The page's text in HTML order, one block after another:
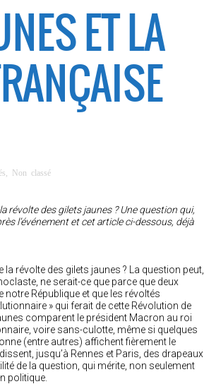
ET LA
Non classé
révolte des gilets jaunes ? Une question qui,
l’événement et cet article ci-dessous, déjà
révolte des gilets jaunes ? La question peut,
ne serait-ce que parce que deux
République et que les révoltés
» qui ferait de cette Révolution de
comparent le président Macron au roi
voire sans-culotte, même si quelques
(entre autres) affichent fièrement le
jusqu’à Rennes et Paris, des drapeaux
de la question, qui mérite, non seulement
politique.